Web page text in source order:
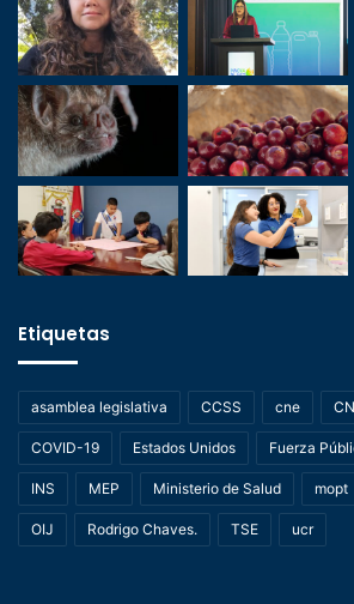
Etiquetas
asamblea legislativa CCSS cne
COVID-19 Estados Unidos Fuerza
INS MEP Ministerio de Salud mopt
OIJ Rodrigo Chaves. TSE ucr